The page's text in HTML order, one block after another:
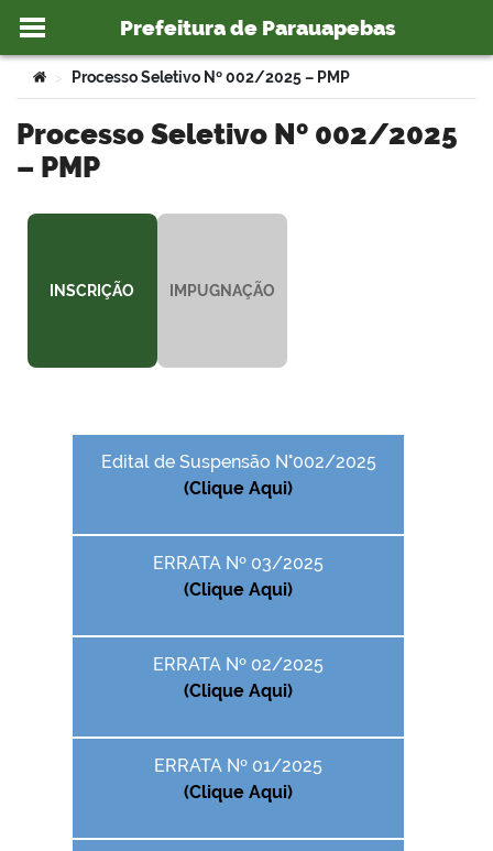
Ir para o conteúdo
Prefeitura de Parauapebas
portal
Você está aqui:
> Processo Seletivo Nº 002/2025 – PMP
Processo Seletivo Nº 002/2025
– PMP
INSCRIÇÃO IMPUGNAÇÃO
Edital de Suspensão N°002/2025
(Clique Aqui)
ERRATA Nº 03/2025
(Clique Aqui)
ERRATA Nº 02/2025
(Clique Aqui)
ERRATA Nº 01/2025
(Clique Aqui)